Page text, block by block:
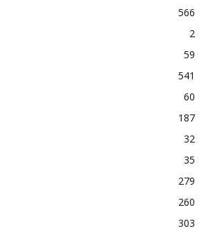
566
2
59
541
60
187
32
35
279
260
303